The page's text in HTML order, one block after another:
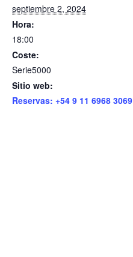
septiembre 2, 2024
Hora:
18:00
Coste:
Serie5000
Sitio web:
Reservas: +54 9 11 6968 3069